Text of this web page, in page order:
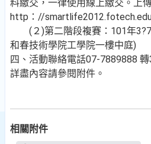
料繳交，一律使用線上繳交。上
http：//
(２)第二階段複賽：101年3?7
和春技術學院工學院一樓中庭)
四、活動聯絡電話07-7889888
詳盡內容請參閱附件。
相關附件